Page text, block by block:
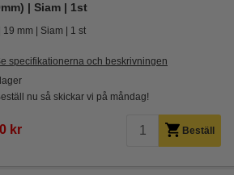
| Siam | 1st
19 mm Siam 1 st
specifikationerna och beskrivningen
nu så skickar vi på måndag!
kr Beställ